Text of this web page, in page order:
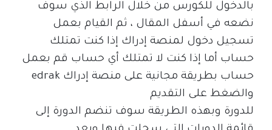
بالدخول للكورس من خلال الرابط الذي سوف
نضعه في أسفل المقال ، ثم القيام بعمل
تسجيل دخول لمنصة إدراك إذا كنت تمتلك
حساب أما إذا كنت لا تمتلك أي حساب قم بعمل
حساب بطريقة مجانية على منصة إدراكedrak
والضغط على التقديم
للدورة وبهذه الطريقة سوف تنضم الدورة إلى